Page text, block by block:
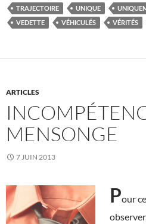
TRAJECTOIRE
UNIQUE
VEDETTE
VÉHICULÉS VÉRITÉS
ARTICLES
MENSONGE
7 JUIN 2013
Pour